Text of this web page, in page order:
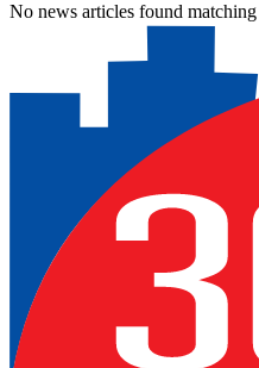
No news articles found